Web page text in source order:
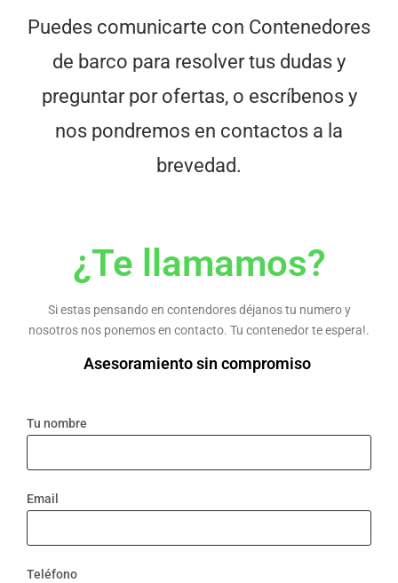
Puedes comunicarte con Contenedores
de barco para resolver tus dudas y
preguntar por ofertas, o escríbenos y
nos pondremos en contactos a la
brevedad.
¿Te llamamos?
Si estas pensando en contendores déjanos tu numero y
nosotros nos ponemos en contacto. Tu contenedor te espera!.
Asesoramiento sin compromiso
Tu nombre
Email
Teléfono